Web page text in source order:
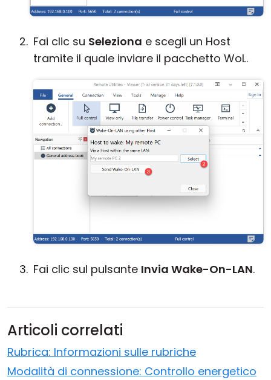
Fai clic su Seleziona e scegli un Host
tramite il quale inviare il pacchetto WoL.
Fai clic sul pulsante Invia Wake-On-LAN.
Articoli correlati
Rubrica: Informazioni sulle rubriche
Modalità di connessione: Controllo energetico